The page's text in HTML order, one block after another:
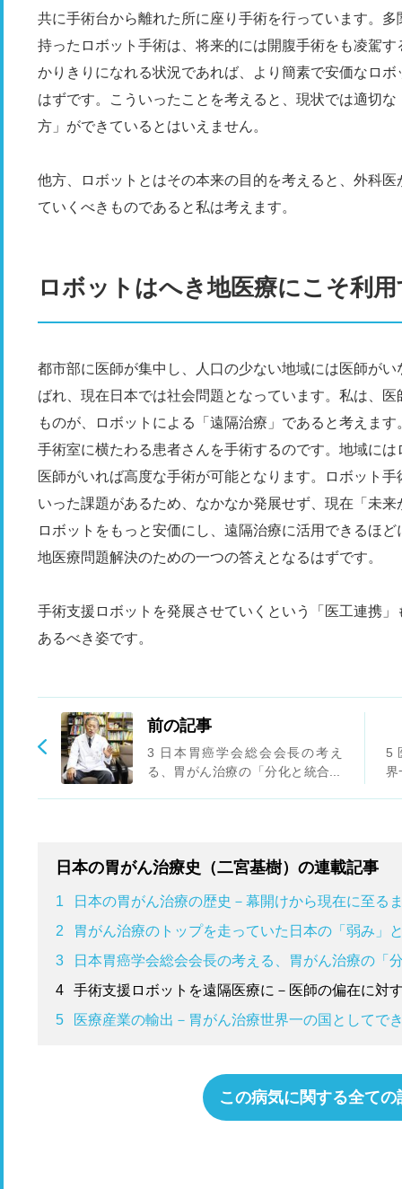
共に手術台から離れた所に座り手術を行っています。
持ったロボット手術は、将来的には開腹手術をも凌駕
かりきりになれる状況であれば、より簡素で安価なロ
はずです。こういったことを考えると、現状では適切
方」ができているとはいえません。
他方、ロボットとはその本来の目的を考えると、外科
ていくべきものであると私は考えます。
ロボットはへき地医療にこそ利
都市部に医師が集中し、人口の少ない地域には医師が
ばれ、現在日本では社会問題となっています。私は、
ものが、ロボットによる「遠隔治療」であると考えま
手術室に横たわる患者さんを手術するのです。地域に
医師がいれば高度な手術が可能となります。ロボット
いった課題があるため、なかなか発展せず、現在「未
ロボットをもっと安価にし、遠隔治療に活用できるほ
地医療問題解決のための一つの答えとなるはずです。
手術支援ロボットを発展させていくという「医工連携
あるべき姿です。
前の記事
3 日本胃癌学会総会会長の考え
る、胃がん治療の「分化と統合」
5
界
日本の胃がん治療史（二宮基樹）の連載記事
1
日本の胃がん治療の歴史－幕開けから現在に至る
2
胃がん治療のトップを走っていた日本の「弱み」
3
日本胃癌学会総会会長の考える、胃がん治療の「
4
手術支援ロボットを遠隔医療に－医師の偏在に対
5
医療産業の輸出－胃がん治療世界一の国としてで
この病気に関する全て